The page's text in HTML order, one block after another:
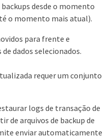
desde o momento
o momento mais atual).
para frente e
dados selecionados.
requer um conjunto
logs de transação de
de arquivos de backup de
enviar automaticamente